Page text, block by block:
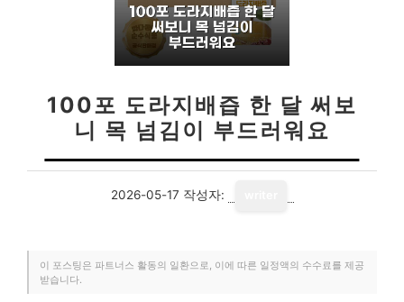
100포 도라지배즙 한 달 써보
니 목 넘김이 부드러워요
2026-05-17 작성자:
이 포스팅은 파트너스 활동의 일환으로, 이에 따른 일정액의 수수료를 제공
받습니다.